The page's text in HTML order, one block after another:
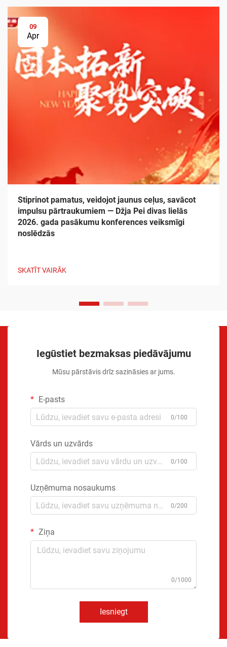
09
Apr
Stiprinot pamatus, veidojot jaunus ceļus, savācot
impulsu pārtraukumiem — Džja Pei divas lielās
2026. gada pasākumu konferences veiksmīgi
noslēdzās
SKATĪT VAIRĀK
Iegūstiet bezmaksas piedāvājumu
Mūsu pārstāvis drīz sazināsies ar jums.
E-pasts
0/100
Vārds un uzvārds
0/100
Uzņēmuma nosaukums
0/200
Ziņa
0/1000
Iesniegt